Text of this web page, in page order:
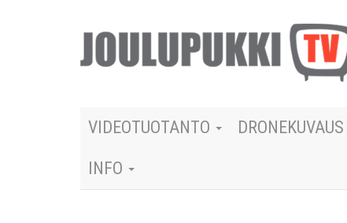
VIDEOTUOTANTO DRONEKUVAUS
INFO